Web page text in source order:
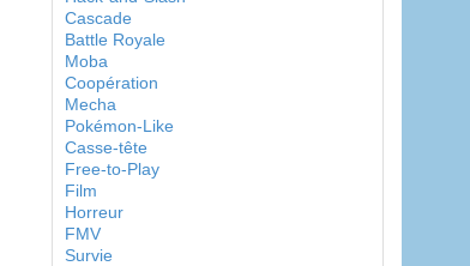
Cascade
Battle Royale
Moba
Coopération
Mecha
Pokémon-Like
Casse-tête
Free-to-Play
Film
Horreur
FMV
Survie